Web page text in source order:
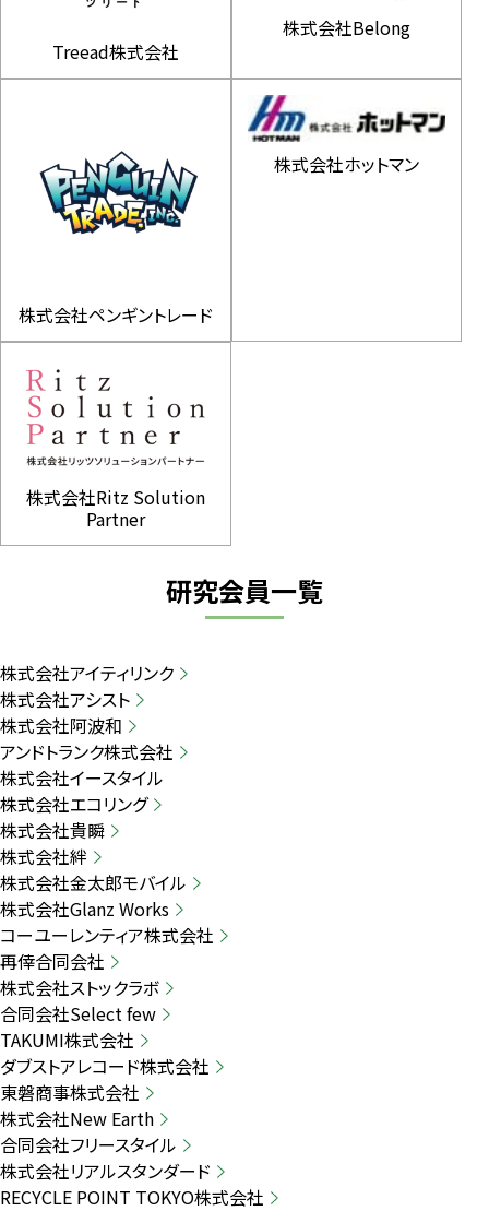
Treead株式会社
株式会社Belong
株式会社ペンギントレード
株式会社ホットマン
株式会社Ritz Solution
Partner
研究会員一覧
株式会社アイティリンク
株式会社アシスト
株式会社阿波和
アンドトランク株式会社
株式会社イースタイル
株式会社エコリング
株式会社貴瞬
株式会社絆
株式会社金太郎モバイル
株式会社Glanz Works
コーユーレンティア株式会社
再倖合同会社
株式会社ストックラボ
合同会社Select few
TAKUMI株式会社
ダブストアレコード株式会社
東磐商事株式会社
株式会社New Earth
合同会社フリースタイル
株式会社リアルスタンダード
RECYCLE POINT TOKYO株式会社